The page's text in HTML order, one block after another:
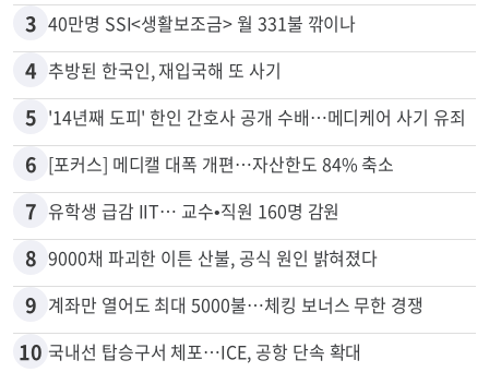
3 40만명 SSI<생활보조금> 월 331불 깎이나
4 추방된 한국인, 재입국해 또 사기
5 '14년째 도피' 한인 간호사 공개 수배…메디케어 사기 유죄
6 [포커스] 메디캘 대폭 개편…자산한도 84% 축소
7 유학생 급감 IIT… 교수•직원 160명 감원
8 9000채 파괴한 이튼 산불, 공식 원인 밝혀졌다
9 계좌만 열어도 최대 5000불…체킹 보너스 무한 경쟁
10 국내선 탑승구서 체포…ICE, 공항 단속 확대